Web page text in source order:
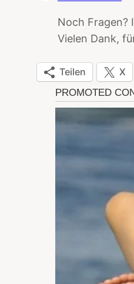
Noch Fragen?
Vielen Dank,
Teilen X